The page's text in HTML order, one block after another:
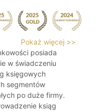
Pokaż więcej >>
posiada
w świadczeniu
księgowych
segmentów
po duże firmy.
ksiąg